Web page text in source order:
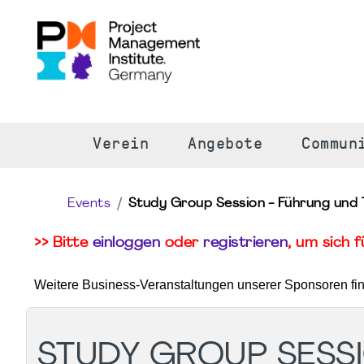
Verein Angebote
Events Study Group Session - Führung und
>> Bitte einloggen oder registrieren, um sich
Weitere Business-Veranstaltungen unserer Sponsoren
STUDY GROUP